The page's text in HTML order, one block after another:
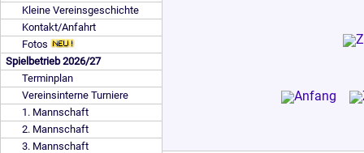
Kleine Vereinsgeschichte
Kontakt/Anfahrt
Fotos
Spielbetrieb 2026/27
Terminplan
Vereinsinterne Turniere
1. Mannschaft
2. Mannschaft
3. Mannschaft